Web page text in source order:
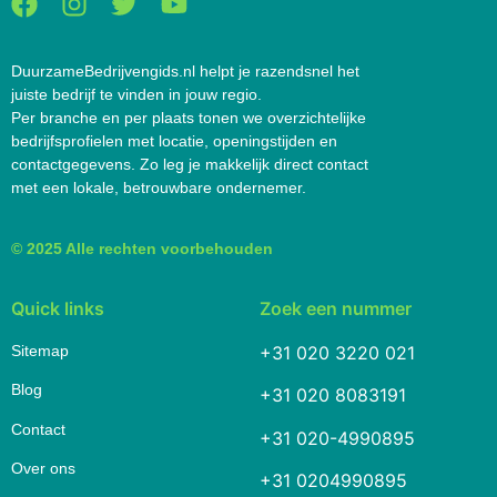
DuurzameBedrijvengids.nl helpt je razendsnel het
juiste bedrijf te vinden in jouw regio.
Per branche en per plaats tonen we overzichtelijke
bedrijfsprofielen met locatie, openingstijden en
contactgegevens. Zo leg je makkelijk direct contact
met een lokale, betrouwbare ondernemer.
© 2025 Alle rechten voorbehouden
Quick links
Sitemap
Blog
Contact
Over ons
Zoek een nummer
+31 020 3220 021
+31 020 8083191
+31 020-4990895
+31 0204990895